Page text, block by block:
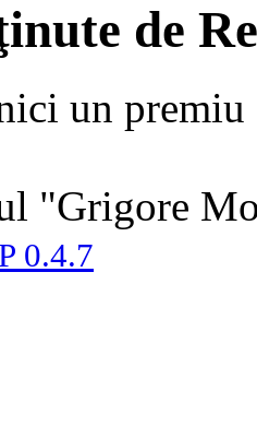
de
un premiu
"Grigore
0.4.7